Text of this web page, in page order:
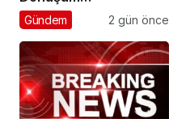
Koordinasyon
Gündem 2 gün önce